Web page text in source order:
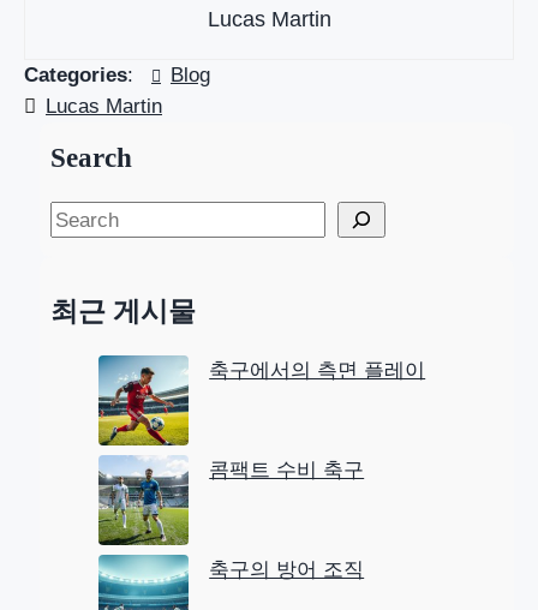
Lucas Martin
Categories:
Blog
Lucas Martin
Search
S
r
최근 게시물
축구에서의 측면 플레이
콤팩트 수비 축구
축구의 방어 조직